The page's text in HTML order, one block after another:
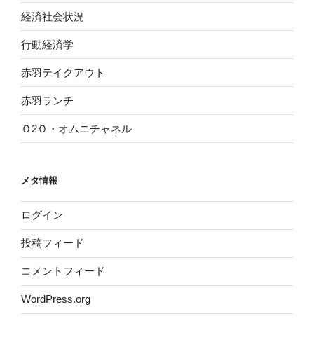
経済社会状況
行動経済学
赤羽テイクアウト
赤羽ランチ
Ｏ2Ｏ・オムニチャネル
メタ情報
ログイン
投稿フィード
コメントフィード
WordPress.org